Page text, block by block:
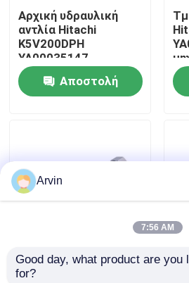
Γύρος εργοστασίων
Ποιοτικός έλεγχος
επαφή
Ζητήστε ένα απόσπασμα
Ανταλλακτικά Liugong
Ανταλλακτικά Cummins
Αρχική υδραυλική
αντλία Hitachi
K5V200DPH
YA00035147
Εφαρμογή για
Εκσκαφέα ZX450 470
Αποστολή
Ητανάττσι Original
Parts K9001804
Arvin
7:56 AM
Good day, what product are you
for?